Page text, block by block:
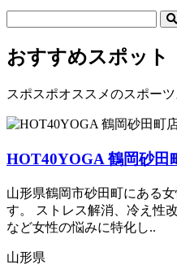
おすすめスポット
スポスポオススメのスポーツ
HOT40YOGA 鶴岡砂田
山形県鶴岡市砂田町にある
す。 ストレス解消、冷え性
など女性の悩みに特化し..
山形県